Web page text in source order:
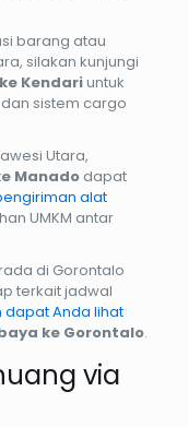
barang atau
silakan kunjungi
Kendariuntuk
sistem cargo
Utara,
Manadodapat
alat
UMKM antar
di Gorontalo
terkait jadwal
Anda lihat
ke Gorontalo.
via